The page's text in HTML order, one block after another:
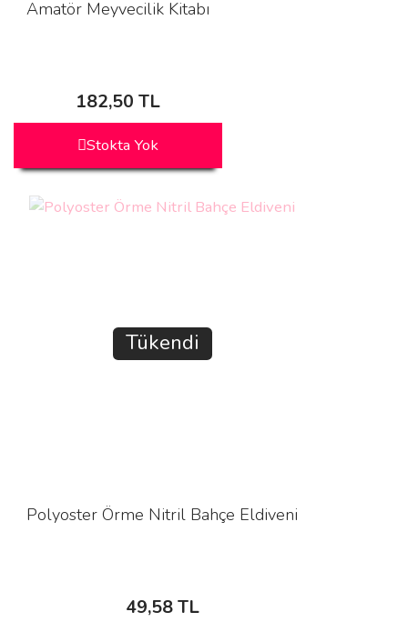
Amatör Meyvecilik Kitabı
182,50 TL
Stokta Yok
Tükendi
Polyoster Örme Nitril Bahçe Eldiveni
49,58 TL